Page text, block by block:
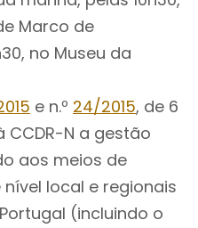
Marco de
no Museu da
e n.º 24/2015, de 6
N a gestão
aos meios de
local e regionais
(incluindo o